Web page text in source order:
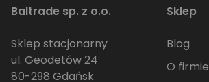
Baltrade sp. z o.o.
Sklep stacjonarny
ul. Geodetów 24
80-298 Gdańsk
Sklep
Blog
O firmie